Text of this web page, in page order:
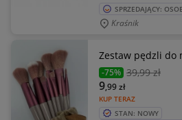
SPRZEDAJĄCY:
Kraśnik
Zestaw pędzli do
-75% 39,99 zł
KUP TERAZ
9,99zł
STAN: NOWY